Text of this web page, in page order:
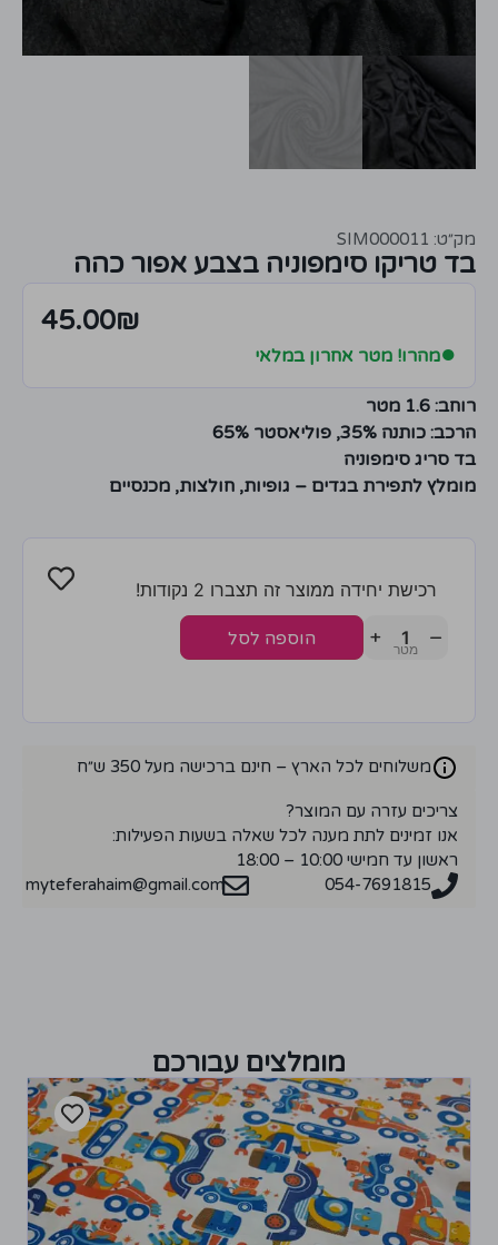
מק״ט: SIM000011
בד טריקו סימפוניה בצבע אפור כהה
45.00₪
●מהרו! מטר אחרון במלאי
רוחב: 1.6 מטר
הרכב: כותנה 35%, פוליאסטר 65%
בד סריג סימפוניה
מומלץ לתפירת בגדים – גופיות, חולצות, מכנסיים
רכישת יחידה ממוצר זה תצברו 2 נקודות!
−
+ הוספה לסל
משלוחים לכל הארץ – חינם ברכישה מעל 350 ש״ח
צריכים עזרה עם המוצר?
אנו זמינים לתת מענה לכל שאלה בשעות הפעילות:
ראשון עד חמישי 10:00 – 18:00
054-7691815
myteferahaim@gmail.com
מומלצים עבורכם